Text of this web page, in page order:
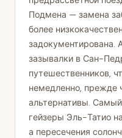
Подмена — замена
более
задокументирована.
зазывалки в Сан-
путешественников,
немедленно, прежде
альтернативы.
гейзеры Эль-Татио
а пересечения